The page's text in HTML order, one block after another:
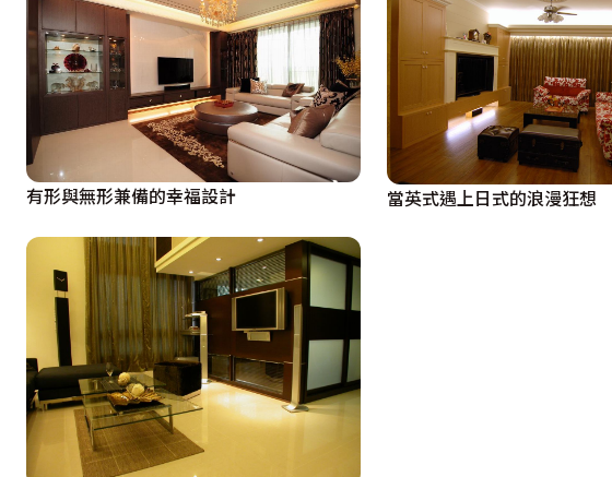
沿著走道，延伸出主臥、客房及小孩房空間，為避免空間浪費，客房地
體，亦可避免手把不便及美觀性影響。而床組牆面施以淺淺藤色漆的小孩
納書籍、雜物。
主臥室中，設計師王本楷在風水考量下，入口處規劃造型屏風，並具有
紙，線條富變化性，營造溫馨的氛圍，其更衣室部份，採壁飾型滑門設計
享受操之在己的退休人生，從空間到生活，巧妙規劃帶來了生活新步伐，
有形與無形兼備的幸福設計 當英式遇上日式的浪漫狂想